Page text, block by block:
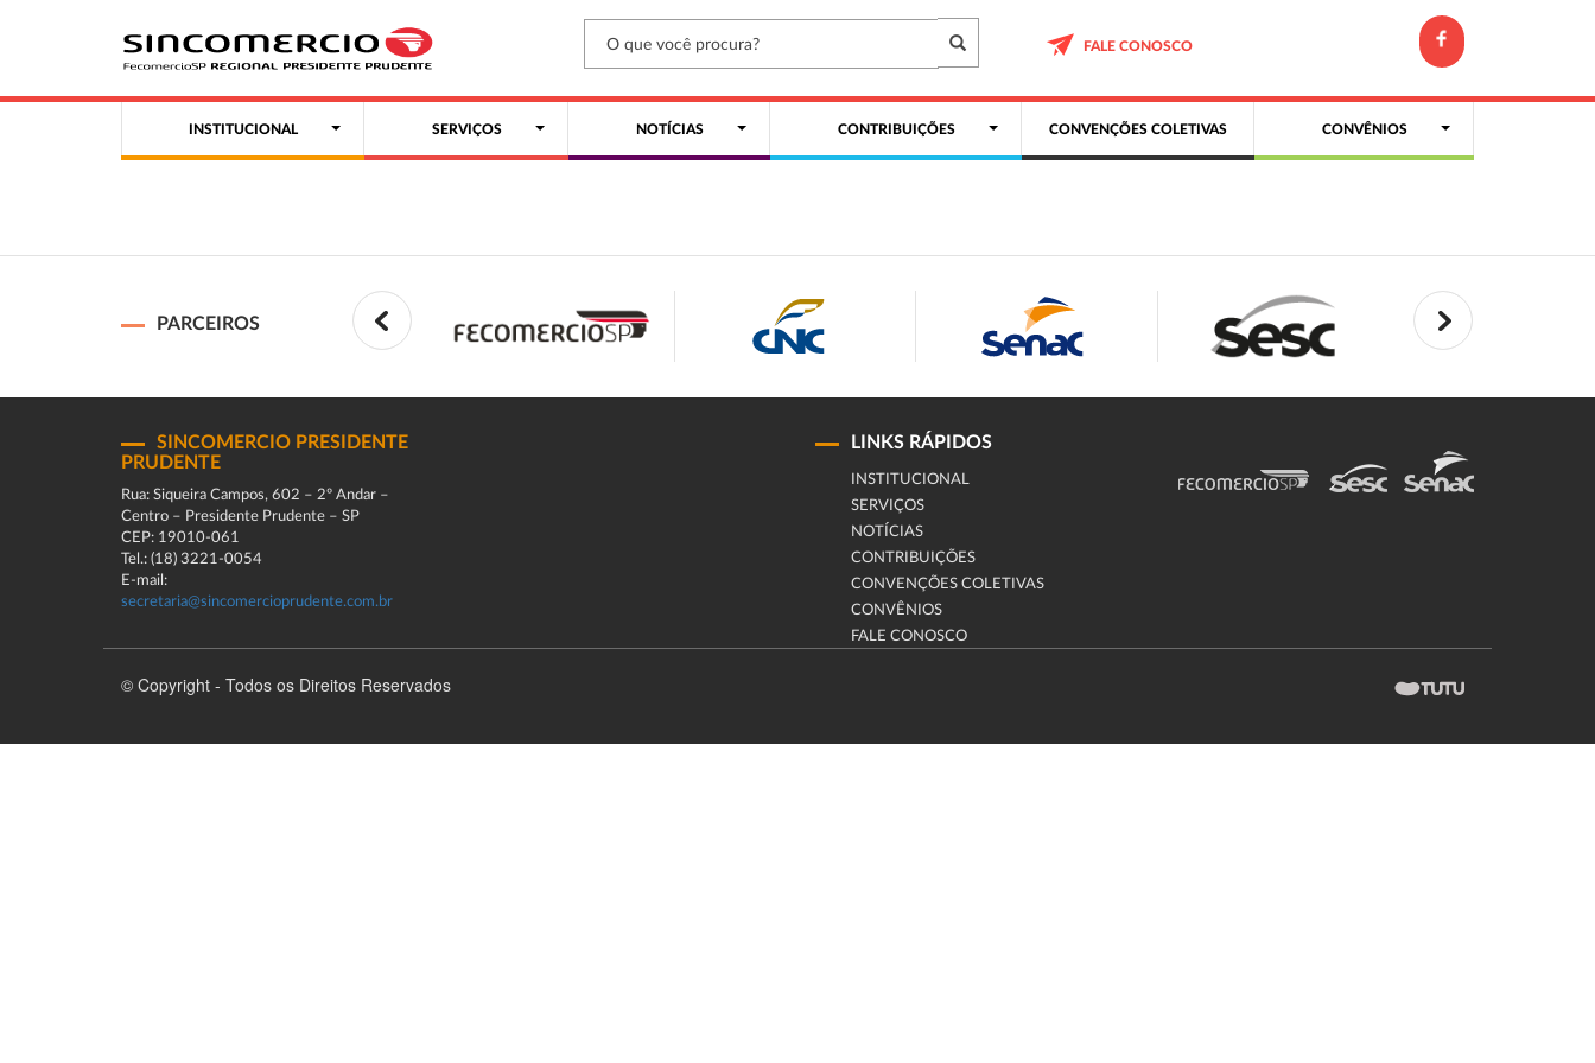
FALE CONOSCO
INSTITUCIONAL SERVIÇOS NOTÍCIAS CONTRIBUIÇÕES CONVENÇÕES COLETIVAS CONVÊNIOS
PARCEIROS
SINCOMERCIO PRESIDENTE
PRUDENTE
Rua: Siqueira Campos, 602 – 2º Andar –
Centro – Presidente Prudente – SP
CEP: 19010-061
Tel.: (18) 3221-0054
E-mail:
secretaria@sincomercioprudente.com.br
LINKS RÁPIDOS
INSTITUCIONAL
SERVIÇOS
NOTÍCIAS
CONTRIBUIÇÕES
CONVENÇÕES COLETIVAS
CONVÊNIOS
FALE CONOSCO
© Copyright - Todos os Direitos Reservados